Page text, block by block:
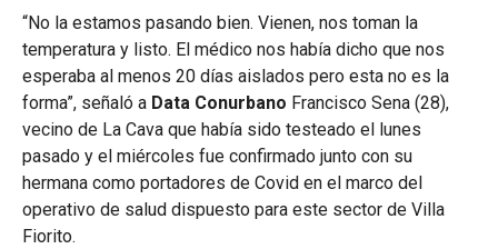
“No la estamos pasando bien. Vienen, nos toman la
temperatura y listo. El médico nos había dicho que nos
esperaba al menos 20 días aislados pero esta no es la
forma”, señaló a Data Conurbano Francisco Sena (28),
vecino de La Cava que había sido testeado el lunes
pasado y el miércoles fue confirmado junto con su
hermana como portadores de Covid en el marco del
operativo de salud dispuesto para este sector de Villa
Fiorito.